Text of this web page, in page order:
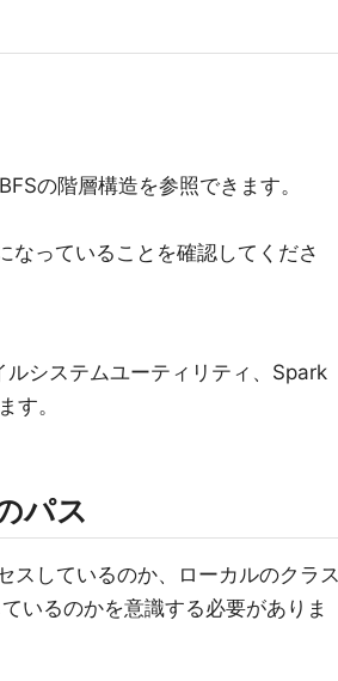
の階層構造を参照できます。
っていることを確認してくださ
システムユーティリティ、Spark
す。
パス
スしているのか、ローカルのクラ
いるのかを意識する必要がありま